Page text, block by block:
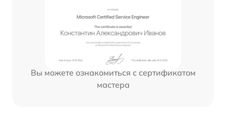
Вы можете ознакомиться с сертификатом
мастера